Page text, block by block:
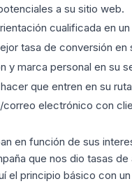
a su sitio web.
cualificada en
tasa de conversión en
y marca personal en su
que entren en su
correo electrónico con
en función de sus
que nos dio tasas de
el principio básico con